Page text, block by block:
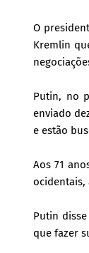
O
Kremlin
Putin, no
enviado
e estão
Aos 71
ocidentais,
Putin
que fazer